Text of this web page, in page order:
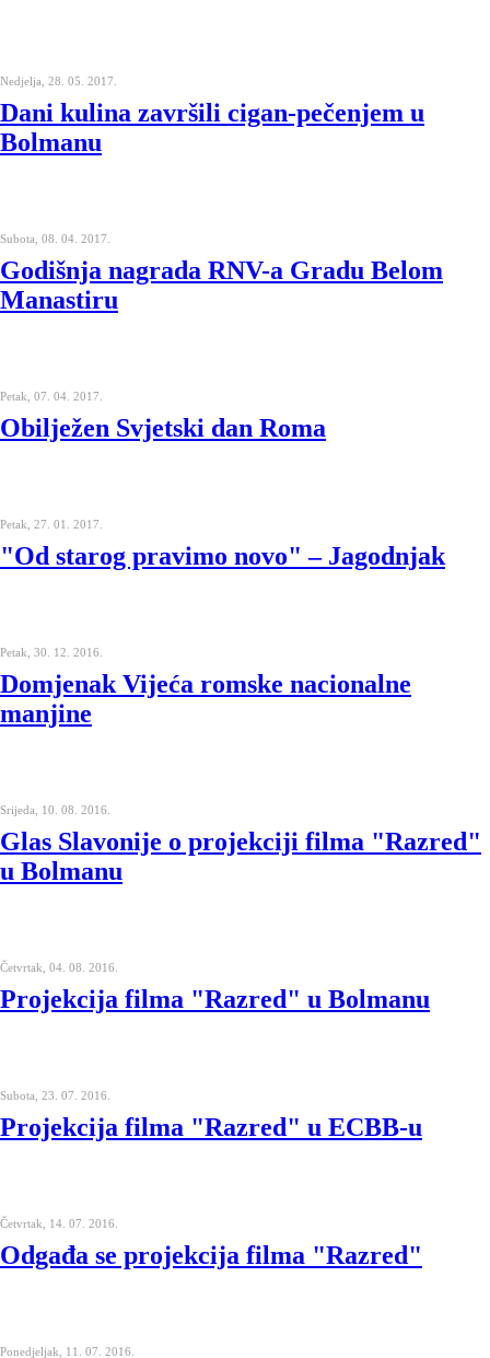
Nedjelja, 28. 05. 2017.
Dani kulina završili cigan-pečenjem u
Bolmanu
Subota, 08. 04. 2017.
Godišnja nagrada RNV-a Gradu Belom
Manastiru
Petak, 07. 04. 2017.
Obilježen Svjetski dan Roma
Petak, 27. 01. 2017.
"Od starog pravimo novo" – Jagodnjak
Petak, 30. 12. 2016.
Domjenak Vijeća romske nacionalne
manjine
Srijeda, 10. 08. 2016.
Glas Slavonije o projekciji filma "Razred"
u Bolmanu
Četvrtak, 04. 08. 2016.
Projekcija filma "Razred" u Bolmanu
Subota, 23. 07. 2016.
Projekcija filma "Razred" u ECBB-u
Četvrtak, 14. 07. 2016.
Odgađa se projekcija filma "Razred"
Ponedjeljak, 11. 07. 2016.